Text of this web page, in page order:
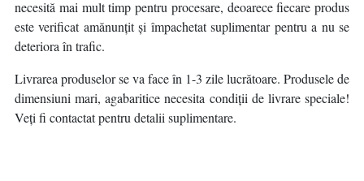
necesită mai mult timp pentru procesare, deoarece fiecare produs
este verificat amănunțit și împachetat suplimentar pentru a nu se
deteriora în trafic.
Livrarea produselor se va face în 1-3 zile lucrătoare. Produsele de
dimensiuni mari, agabaritice necesita condiții de livrare speciale!
Veți fi contactat pentru detalii suplimentare.